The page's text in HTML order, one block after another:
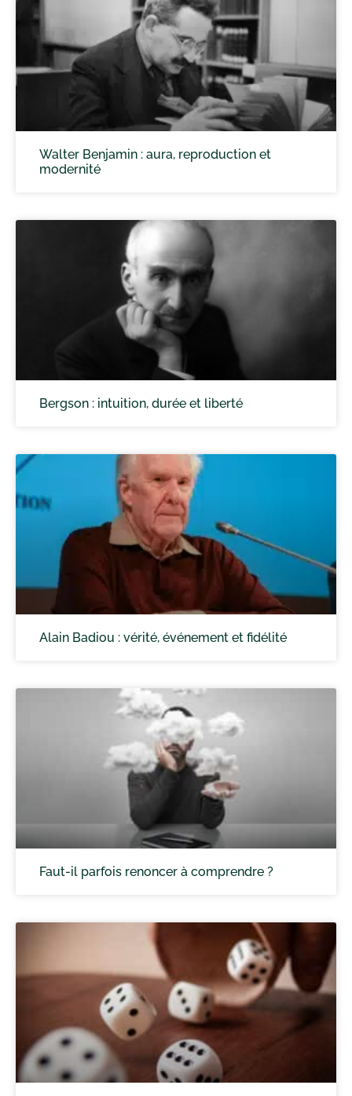
Walter Benjamin : aura, reproduction et
modernité
Bergson : intuition, durée et liberté
Alain Badiou : vérité, événement et fidélité
Faut-il parfois renoncer à comprendre ?